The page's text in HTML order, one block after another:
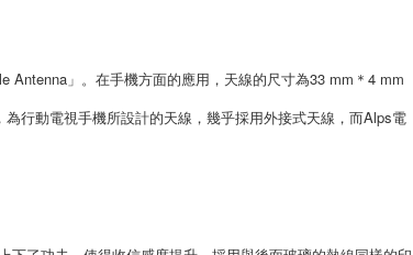
Antenna」。在手機方面的應用，天線的尺寸為33 mm＊4 mm
行動電視手機所設計的天線，幾乎採用外接式天線，而Alps電